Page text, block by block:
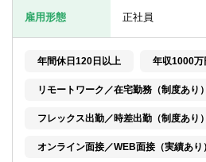
転
業
求
雇用形態 正社員
年間休日120日以上 年収1000万
リモートワーク／在宅勤務（制度あり）
フレックス出勤／時差出勤（制度あり）
オンライン面接／WEB面接（実績あり）